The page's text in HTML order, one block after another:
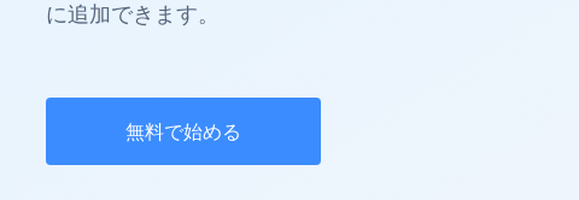
に追加できます。
無料で始める